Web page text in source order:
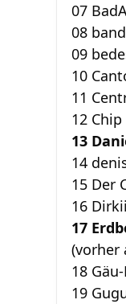
07
08
09
10
11
12 Chip
13
14
15 Der
16 Dirkii
17
(vorher
18
19